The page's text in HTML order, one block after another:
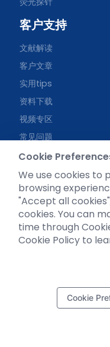
客户支持
文献解读
客户文章
实用tips
资料下载
视频专区
常见问题
Cookie
We use cookies to
browsing
"Accept all
cookies. You can
time through
Cookie Policy to
Cookie